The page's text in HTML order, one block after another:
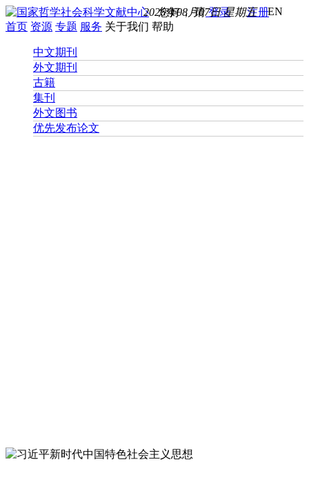
您好， 请登录 注册EN
2026年08月07日 星期五
首页 资源 专题 服务 关于我们 帮助
中文期刊
外文期刊
古籍
集刊
外文图书
优先发布论文